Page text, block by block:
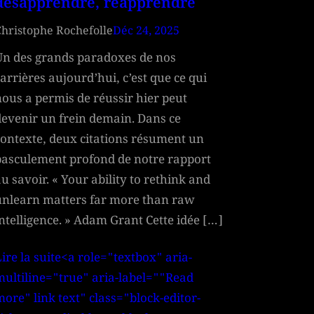
réapprendre
RochefolleDéc 24, 2025
des grands paradoxes de nos
aujourd’hui, c’est que ce qui
a permis de réussir hier peut
un frein demain. Dans ce
deux citations résument un
profond de notre rapport
savoir. « Your ability to rethink and
matters far more than raw
» Adam Grant Cette idée […]
la suite<a role="textbox" aria-
aria-label=""Read
link text" class="block-editor-